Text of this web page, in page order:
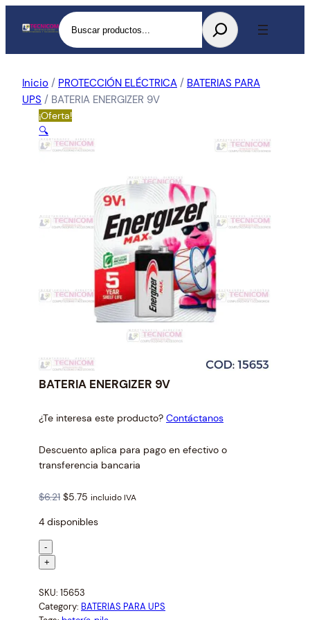
Buscar
Inicio / PROTECCIÓN ELÉCTRICA / BATERIAS PARA
UPS / BATERIA ENERGIZER 9V
¡Oferta!
🔍
BATERIA ENERGIZER 9V
¿Te interesa este producto? Contáctanos
Descuento aplica para pago en efectivo o
transferencia bancaria
$6.21 O
i
a
l
$5.75 C
r
p
incluido IVA
4 disponibles
A
E
R
-
+
SKU: 15653
Category: BATERIAS PARA UPS